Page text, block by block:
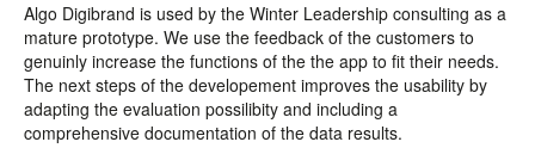
Algo Digibrand is used by the Winter Leadership consulting as a
mature prototype. We use the feedback of the customers to
genuinly increase the functions of the the app to fit their needs.
The next steps of the developement improves the usability by
adapting the evaluation possilibity and including a
comprehensive documentation of the data results.